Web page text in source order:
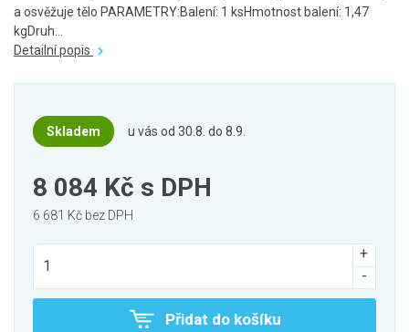
a osvěžuje tělo PARAMETRY:Balení: 1 ksHmotnost balení: 1,47
kgDruh...
Detailní popis
Skladem u vás od 30.8. do 8.9.
8 084 Kč s DPH
6 681 Kč bez DPH
Přidat do košíku